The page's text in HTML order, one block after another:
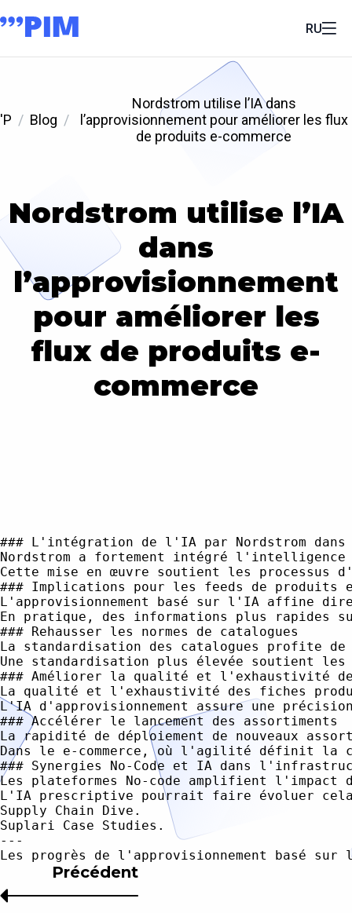
RU
'P Blog
Nordstrom utilise l’IA dans
l’approvisionnement pour améliorer les flux
de produits e-commerce
Nordstrom utilise l’IA
dans
l’approvisionnement
pour améliorer les
flux de produits e-
commerce
### L'intégration de l'IA par Nordstrom dans
Nordstrom a fortement intégré
Cette mise en œuvre soutient les
### Implications pour les feeds de produits e-
L'approvisionnement basé sur l'IA affine
En pratique, des informations plus rapides
### Rehausser les normes de catalogues
La standardisation des catalogues profite
Une standardisation plus élevée soutient
### Améliorer la qualité et l'exhaustivité
La qualité et l'exhaustivité des fiches
L'IA d'approvisionnement assure une
### Accélérer le lancement des assortiments
La rapidité de déploiement de nouveaux
Dans le e-commerce, où l'agilité définit la
### Synergies No-Code et IA dans
Les plateformes No-code amplifient l'impact
L'IA prescriptive pourrait faire évoluer cela
Supply Chain Dive.
Suplari Case Studies.
---
Précédent